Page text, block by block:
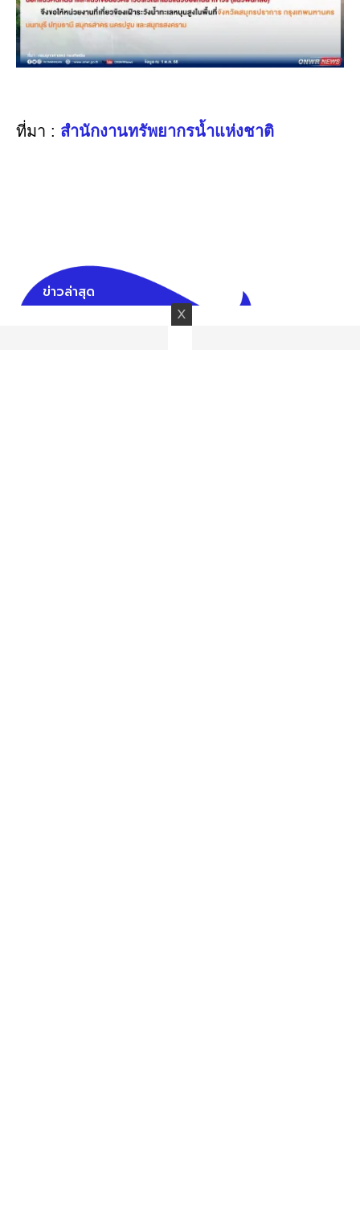
ที่มา : สำนักงานทรัพยากรน้ำแห่งชาติ
ข่าวล่าสุด